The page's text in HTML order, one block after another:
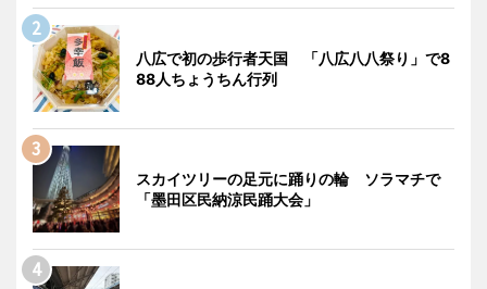
八広で初の歩行者天国 「八広八八祭り」で8
88人ちょうちん行列
スカイツリーの足元に踊りの輪 ソラマチで
「墨田区民納涼民踊大会」